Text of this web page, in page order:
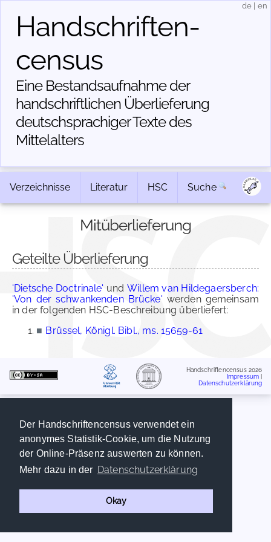
Der Handschriftencensus verwendet ein
anonymes Statistik-Cookie, um die Nutzung
der Online-Präsenz auswerten zu können.
Mehr dazu in der Datenschutzerklärung
Okay
Handschriften­
census
Eine Bestandsaufnahme der
handschriftlichen Über­lieferung
deutschsprachiger Texte des
Mittelalters
de en
Verzeichnisse Literatur HSC Suche
Mitüberlieferung
Geteilte Überlieferung
'Dietsche Doctrinale' undWillem van Hildegaersberch:
'Von der schwankenden Brücke' werden gemeinsam
in der folgenden HSC-Beschreibung überliefert:
■ Brüssel, Königl. Bibl., ms. 15659-61
Handschriftencensus 2026
Impressum
Datenschutzerklärung